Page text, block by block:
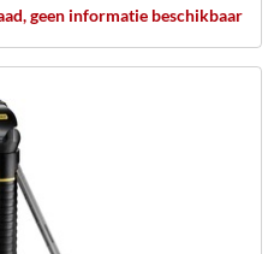
geen informatie beschikbaar